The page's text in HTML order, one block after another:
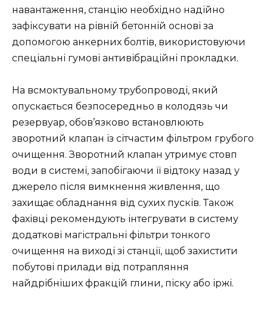
навантаження, станцію необхідно надійно
зафіксувати на рівній бетонній основі за
допомогою анкерних болтів, використовуючи
спеціальні гумові антивібраційні прокладки.
На всмоктувальному трубопроводі, який
опускається безпосередньо в колодязь чи
резервуар, обов’язково встановлюють
зворотний клапан із сітчастим фільтром грубого
очищення. Зворотний клапан утримує стовп
води в системі, запобігаючи її відтоку назад у
джерело після вимкнення живлення, що
захищає обладнання від сухих пусків. Також
фахівці рекомендують інтегрувати в систему
додаткові магістральні фільтри тонкого
очищення на виході зі станції, щоб захистити
побутові прилади від потрапляння
найдрібніших фракцій глини, піску або іржі.